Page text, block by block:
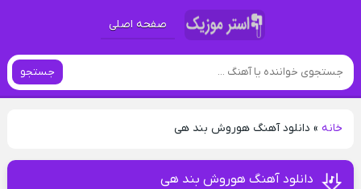
صفحه اصلی
جستجو
خانه» دانلود آهنگ هوروش بند هی
دانلود آهنگ هوروش بند هی